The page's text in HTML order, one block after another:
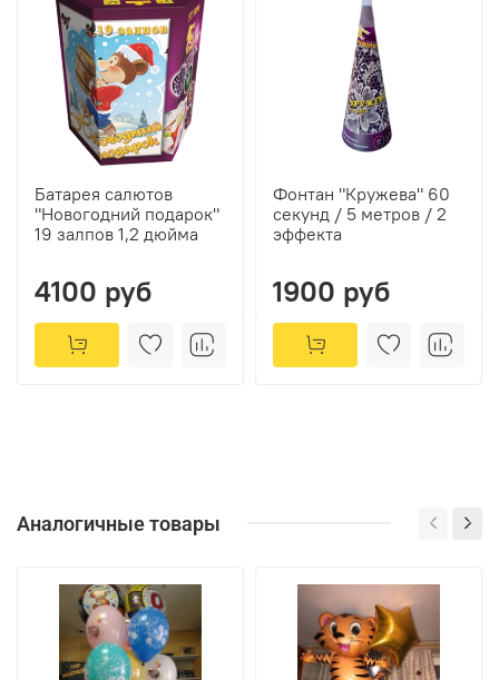
Батарея салютов
"Новогодний подарок"
19 залпов 1,2 дюйма
4100 руб
Фонтан "Кружева" 60
секунд / 5 метров / 2
эффекта
1900 руб
Аналогичные товары